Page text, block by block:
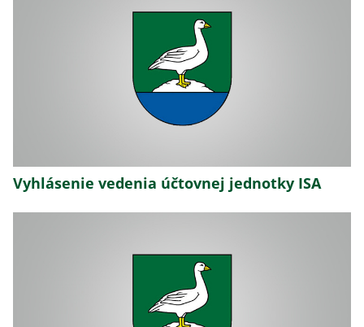
Vyhlásenie vedenia účtovnej jednotky ISA